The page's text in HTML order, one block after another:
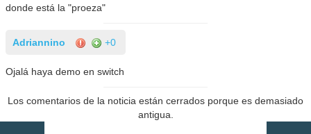
donde está la "proeza"
Adriannino +0
Ojalá haya demo en switch
Los comentarios de la noticia están cerrados porque es demasiado
antigua.